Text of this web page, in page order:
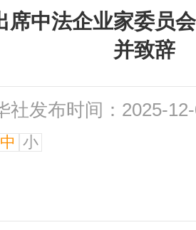
席中法企业家委员
并致辞
社发布时间：2025-
中 小